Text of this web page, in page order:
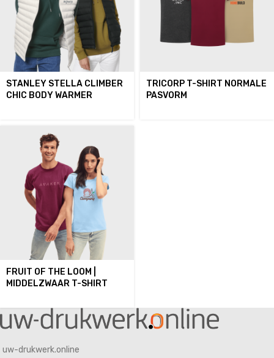
STANLEY STELLA CLIMBER
CHIC BODY WARMER
TRICORP T-SHIRT NORMALE
PASVORM
FRUIT OF THE LOOM |
MIDDELZWAAR T-SHIRT
uw-drukwerk.online